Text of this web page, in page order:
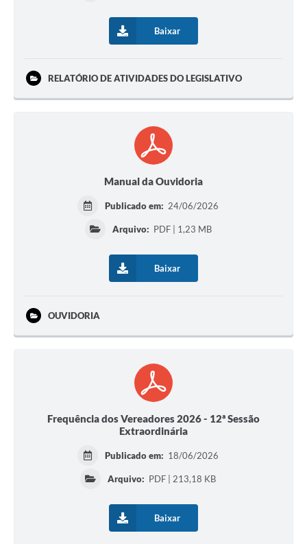
Baixar
RELATÓRIO DE ATIVIDADES DO LEGISLATIVO
Manual da Ouvidoria
Publicado em: 24/06/2026
Arquivo: PDF | 1,23 MB
Baixar
OUVIDORIA
Frequência dos Vereadores 2026 - 12ª Sessão
Extraordinária
Publicado em: 18/06/2026
Arquivo: PDF | 213,18 KB
Baixar